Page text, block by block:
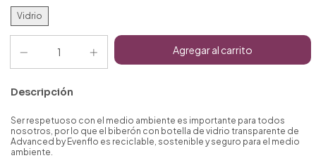
Vidrio
Descripción
Ser respetuoso con el medio ambiente es importante para todos
nosotros, por lo que el biberón con botella de vidrio transparente de
Advanced by Evenflo es reciclable, sostenible y seguro para el medio
ambiente.